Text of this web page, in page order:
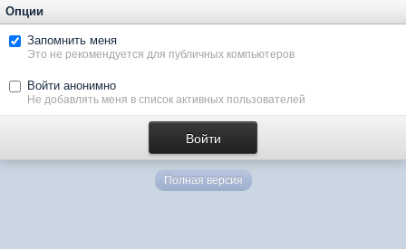
Опции
Запомнить меня
Это не рекомендуется для публичных компьютеров
Войти анонимно
Не добавлять меня в список активных пользователей
Полная версия